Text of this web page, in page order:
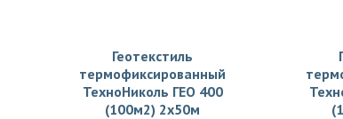
Геотекстиль
термофиксированный
ТехноНиколь ГЕО 400
(100м2) 2х50м